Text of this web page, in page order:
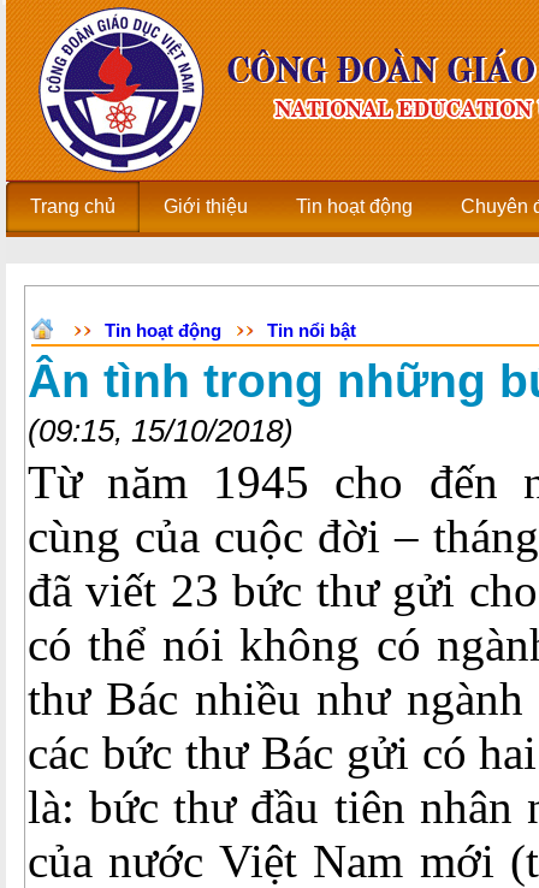
Trang chủ Giới thiệu Tin hoạt động Chuyên
Tin hoạt động Tin nổi bật
Ân tình trong những
(09:15, 15/10/2018)
Từ năm 1945 cho đến
cùng của cuộc đời –
đã viết 23 bức thư gửi
có thể nói không có
thư Bác nhiều như
các bức thư Bác gửi có
là: bức thư đầu tiên nhân
của nước Việt Nam mới